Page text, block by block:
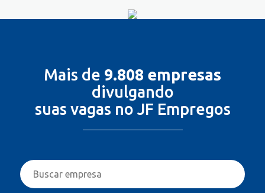
Mais de 9.808 empresas
divulgando
suas vagas no JF Empregos